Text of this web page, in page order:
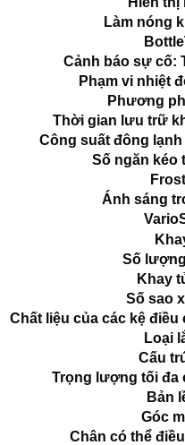
Làm nóng
Cảnh báo sự cố:
Phạm vi nhiệt
Phương
Thời gian lưu trữ
Công suất đông
Số ngăn kéo
Ánh sáng
Số
Khay
Số sao
Chất liệu của các kệ
Loại
Cấu
Trọng lượng tối đa
Bản
Góc
Chân có thể